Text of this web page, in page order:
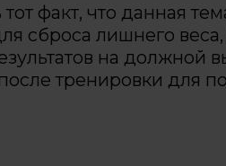
факт, что данная
сброса лишнего
на должной
тренировки для